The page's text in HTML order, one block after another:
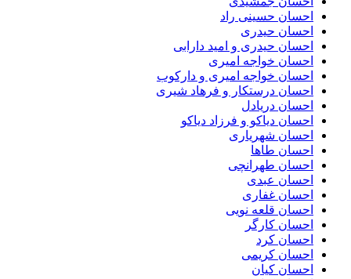
احسان حسینی راد
احسان حیدری
احسان حیدری و امید دارابی
احسان خواجه امیری
احسان خواجه امیری و دارکوب
احسان درستكار و فرهاد شيرى
احسان دریادل
احسان دیاکو و فرزاد دیاکو
احسان شهریاری
احسان طاها
احسان طهرانچی
احسان عبدی
احسان غفاری
احسان قلعه نویی
احسان کارگر
احسان کرد
احسان کریمی
احسان کیان